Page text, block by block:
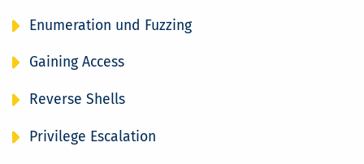
Enumeration und Fuzzing
Gaining Access
Reverse Shells
Privilege Escalation